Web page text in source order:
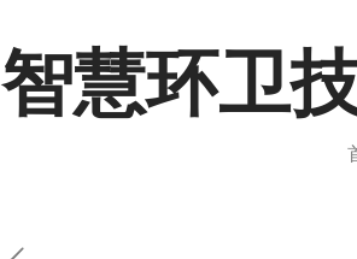
智慧环卫